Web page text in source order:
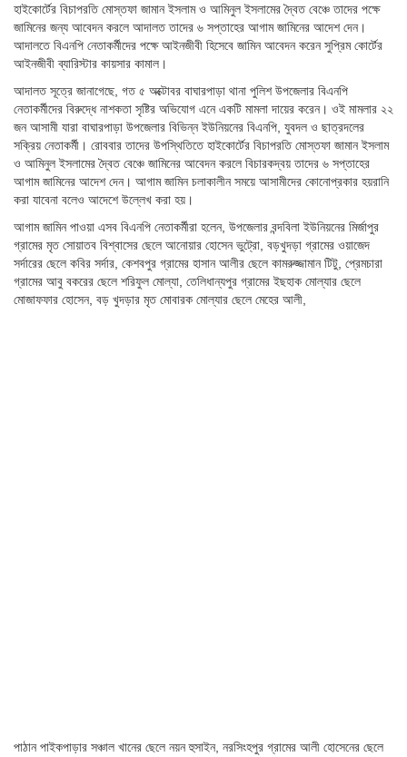
হাইকোর্টের বিচাপরতি মোস্তফা জামান ইসলাম ও আমিনুল ইসলামের দ্বৈত বেঞ্চে তাদের পক্ষে
জামিনের জন্য আবেদন করলে আদালত তাদের ৬ সপ্তাহের আগাম জামিনের আদেশ দেন।
আদালতে বিএনপি নেতাকর্মীদের পক্ষে আইনজীবী হিসেবে জামিন আবেদন করেন সুপ্রিম কোর্টের
আইনজীবী ব্যারিস্টার কায়সার কামাল।
আদালত সূত্রে জানাগেছে, গত ৫ অক্টোবর বাঘারপাড়া থানা পুলিশ উপজেলার বিএনপি
নেতাকর্মীদের বিরুদ্ধে নাশকতা সৃষ্টির অভিযোগ এনে একটি মামলা দায়ের করেন। ওই মামলার ২২
জন আসামী যারা বাঘারপাড়া উপজেলার বিভিন্ন ইউনিয়নের বিএনপি, যুবদল ও ছাত্রদলের
সক্রিয় নেতাকর্মী। রোববার তাদের উপস্থিতিতে হাইকোর্টের বিচাপরতি মোস্তফা জামান ইসলাম
ও আমিনুল ইসলামের দ্বৈত বেঞ্চে জামিনের আবেদন করলে বিচারকদ্বয় তাদের ৬ সপ্তাহের
আগাম জামিনের আদেশ দেন। আগাম জামিন চলাকালীন সময়ে আসামীদের কোনোপ্রকার হয়রানি
করা যাবেনা বলেও আদেশে উল্লেখ করা হয়।
আগাম জামিন পাওয়া এসব বিএনপি নেতাকর্মীরা হলেন, উপজেলার বন্দবিলা ইউনিয়নের মির্জাপুর
গ্রামের মৃত সোয়াতব বিশ্বাসের ছেলে আনোয়ার হোসেন ভুট্রো, বড়খুদড়া গ্রামের ওয়াজেদ
সর্দারের ছেলে কবির সর্দার, কেশবপুর গ্রামের হাসান আলীর ছেলে কামরুজ্জামান টিটু, প্রেমচারা
গ্রামের আবু বকরের ছেলে শরিফুল মোল্যা, তেলিধান্যপুর গ্রামের ইছহাক মোল্যার ছেলে
মোজাফফার হোসেন, বড় খুদড়ার মৃত মোবারক মোল্যার ছেলে মেহের আলী,
পাঠান পাইকপাড়ার সঞ্চাল খানের ছেলে নয়ন হুসাইন, নরসিংহপুর গ্রামের আলী হোসেনের ছেলে